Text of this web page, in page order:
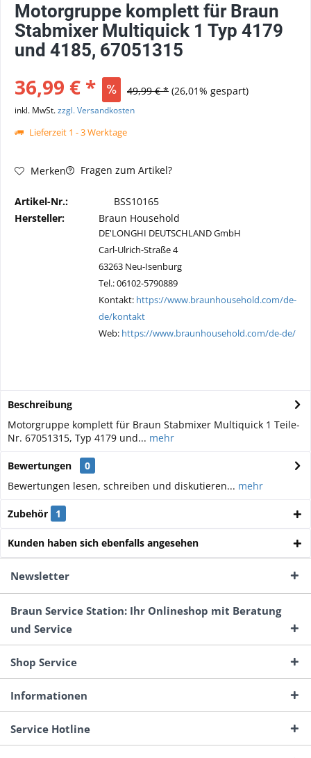
Motorgruppe komplett für Braun
Stabmixer Multiquick 1 Typ 4179
und 4185, 67051315
36,99 € * 49,99 € * (26,01% gespart)
inkl. MwSt.zzgl. Versandkosten
Lieferzeit 1 - 3 Werktage
Merken Fragen zum Artikel?
Artikel-Nr.:
BSS10165
Hersteller:
Braun Household
DE'LONGHI DEUTSCHLAND GmbH
Carl-Ulrich-Straße 4
63263 Neu-Isenburg
Tel.: 06102-5790889
Kontakt: https://www.braunhousehold.com/de-
de/kontakt
Web: https://www.braunhousehold.com/de-de/
Beschreibung
Motorgruppe komplett für Braun Stabmixer Multiquick 1 Teile-
Nr. 67051315, Typ 4179 und... mehr
Bewertungen
0
Bewertungen lesen, schreiben und diskutieren... mehr
Zubehör 1
Kunden haben sich ebenfalls angesehen
Newsletter
Braun Service Station: Ihr Onlineshop mit Beratung
und Service
Shop Service
Informationen
Service Hotline